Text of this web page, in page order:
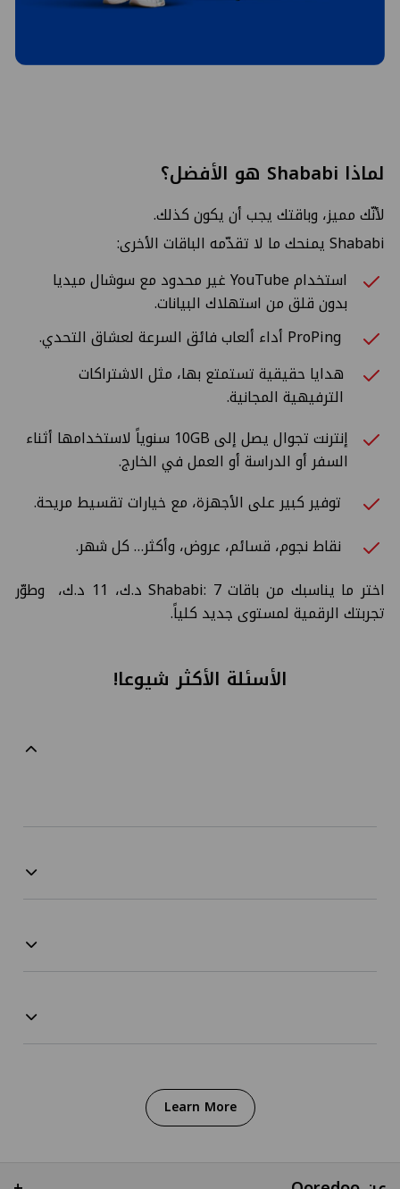
لماذا Shababi هو الأفضل؟
لأنّك مميز، وباقتك يجب أن يكون كذلك.
Shababi يمنحك ما لا تقدّمه الباقات الأخرى:
استخدام YouTube غير محدود مع سوشال ميديا
بدون قلق من استهلاك البيانات.
ProPing أداء ألعاب فائق السرعة لعشاق التحدي.
هدايا حقيقية تستمتع بها، مثل الاشتراكات
الترفيهية المجانية.
إنترنت تجوال يصل إلى 10GB سنوياً لاستخدامها أثناء
السفر أو الدراسة أو العمل في الخارج.
توفير كبير على الأجهزة، مع خيارات تقسيط مريحة.
نقاط نجوم، قسائم، عروض، وأكثر… كل شهر.
اختر ما يناسبك من باقات Shababi: 7 د.ك، 11 د.ك، وطوّر
تجربتك الرقمية لمستوى جديد كلياً.
الأسئلة الأكثر شيوعا!
Learn More